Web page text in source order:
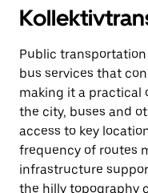
Public
bus services that
making it a practical
the city, buses and
access to key
frequency of routes
infrastructure
the hilly topography